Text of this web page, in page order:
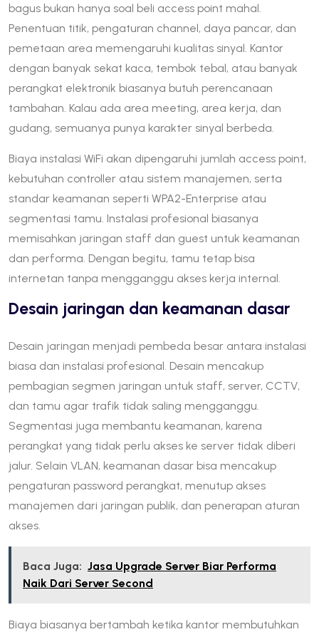
bagus bukan hanya soal beli access point mahal.
Penentuan titik, pengaturan channel, daya pancar, dan
pemetaan area memengaruhi kualitas sinyal. Kantor
dengan banyak sekat kaca, tembok tebal, atau banyak
perangkat elektronik biasanya butuh perencanaan
tambahan. Kalau ada area meeting, area kerja, dan
gudang, semuanya punya karakter sinyal berbeda.
Biaya instalasi WiFi akan dipengaruhi jumlah access point,
kebutuhan controller atau sistem manajemen, serta
standar keamanan seperti WPA2-Enterprise atau
segmentasi tamu. Instalasi profesional biasanya
memisahkan jaringan staff dan guest untuk keamanan
dan performa. Dengan begitu, tamu tetap bisa
internetan tanpa mengganggu akses kerja internal.
Desain jaringan dan keamanan dasar
Desain jaringan menjadi pembeda besar antara instalasi
biasa dan instalasi profesional. Desain mencakup
pembagian segmen jaringan untuk staff, server, CCTV,
dan tamu agar trafik tidak saling mengganggu.
Segmentasi juga membantu keamanan, karena
perangkat yang tidak perlu akses ke server tidak diberi
jalur. Selain VLAN, keamanan dasar bisa mencakup
pengaturan password perangkat, menutup akses
manajemen dari jaringan publik, dan penerapan aturan
akses.
Baca Juga: Jasa Upgrade Server Biar Performa
Naik Dari Server Second
Biaya biasanya bertambah ketika kantor membutuhkan